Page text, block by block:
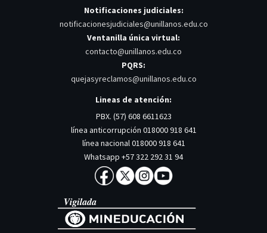
Notificaciones judiciales:
notificacionesjudiciales@unillanos.edu.co
Ventanilla única virtual:
contacto@unillanos.edu.co
PQRS:
quejasyreclamos@unillanos.edu.co
Lineas de atención:
PBX. (57) 608 6611623
línea anticorrupción 018000 918 641
línea nacional 018000 918 641
Whatsapp +57 322 292 31 94